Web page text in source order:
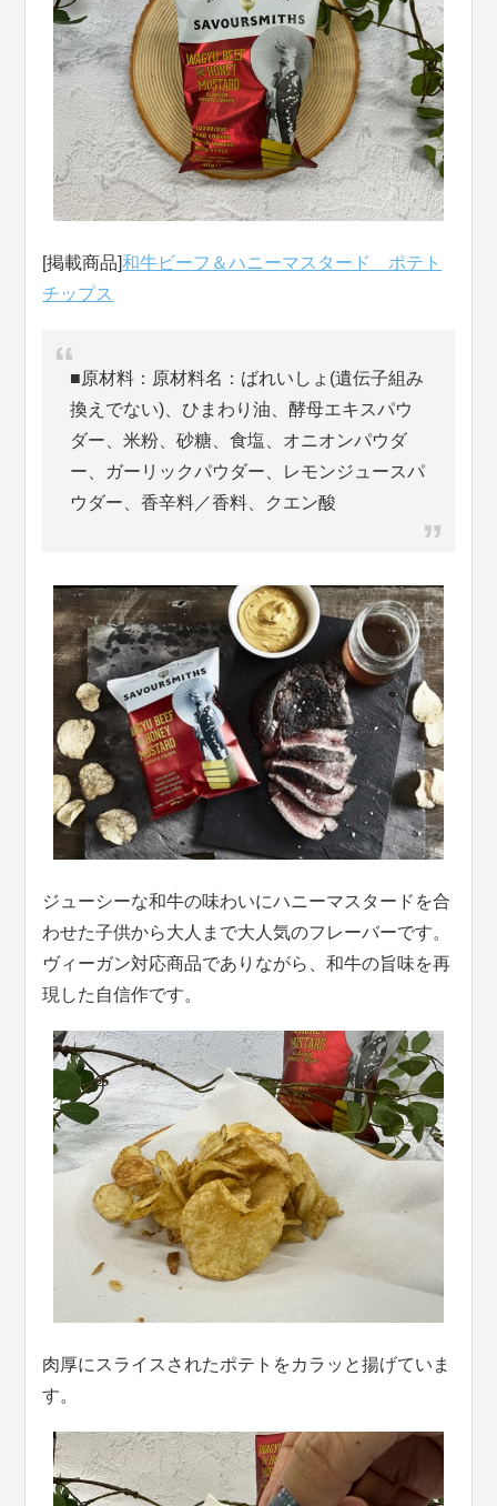
[掲載商品]和牛ビーフ＆ハニーマスタード ポテト
チップス
■原材料：原材料名：ばれいしょ(遺伝子組み
換えでない)、ひまわり油、酵母エキスパウ
ダー、米粉、砂糖、食塩、オニオンパウダ
ー、ガーリックパウダー、レモンジュースパ
ウダー、香辛料／香料、クエン酸
ジューシーな和牛の味わいにハニーマスタードを合
わせた子供から大人まで大人気のフレーバーです。
ヴィーガン対応商品でありながら、和牛の旨味を再
現した自信作です。
肉厚にスライスされたポテトをカラッと揚げていま
す。